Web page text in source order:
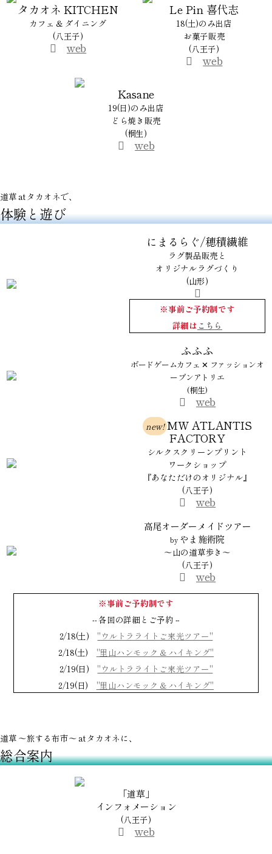
タカオネ KITCHEN
カフェ & ダイニング
(八王子)
web
Le Pin 喜代志
18(土)のみ出店
お菓子販売
(八王子)
web
Kasane
19(日)のみ出店
どら焼き販売
(桐生)
web
道草 at タカオネで、
体験と遊び
にまるらぐ/穂積繊維
ラグ製品販売と
オリジナルラグづくり
(山形)
※事前ご予約制です
詳細は こちら
ふふふ
ボードゲームカフェ ✕ ファッションオ
ープンアトリエ
(桐生)
web
new! MW ATLANTIS
FACTORY
シルクスクリーンプリント
ワークショップ
『あなただけのオリジナル』
(八王子)
web
高尾オーダーメイドツアー
byやま施術院
～山の道草歩き～
(八王子)
web
※事前ご予約制です
-- 各回の詳細とご予約 --
2/18(土) "ウルトラライトご来光ツアー"
2/18(土) "里山ハンモック & ハイキング"
2/19(日) "ウルトラライトご来光ツアー"
2/19(日) "里山ハンモック & ハイキング"
道草 ～旅する布市～ at タカオネに、
総合案内
「道草」
インフォメーション
(八王子)
web